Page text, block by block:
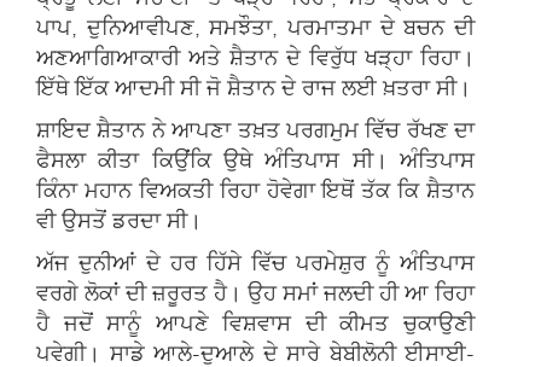
ਪਾਪ, ਦੁਨਿਆਵੀਪਣ, ਸਮਝੌਤਾ, ਪਰਮਾਤਮਾ ਦੇ ਬਚਨ ਦੀ
ਅਣਆਗਿਆਕਾਰੀ ਅਤੇ ਸ਼ੈਤਾਨ ਦੇ ਵਿਰੁੱਧ ਖੜ੍ਹਾ ਰਿਹਾ।
ਇੱਥੇ ਇੱਕ ਆਦਮੀ ਸੀ ਜੋ ਸ਼ੈਤਾਨ ਦੇ ਰਾਜ ਲਈ ਖ਼ਤਰਾ ਸੀ।
ਸ਼ਾਇਦ ਸ਼ੈਤਾਨ ਨੇ ਆਪਣਾ ਤਖ਼ਤ ਪਰਗਮੁਮ ਵਿੱਚ ਰੱਖਣ ਦਾ
ਫੈਸਲਾ ਕੀਤਾ ਕਿਉਂਕਿ ਉਥੇ ਅੰਤਿਪਾਸ ਸੀ। ਅੰਤਿਪਾਸ
ਕਿੰਨਾ ਮਹਾਨ ਵਿਅਕਤੀ ਰਿਹਾ ਹੋਵੇਗਾ ਇਥੋਂ ਤੱਕ ਕਿ ਸ਼ੈਤਾਨ
ਵੀ ਉਸਤੋਂ ਡਰਦਾ ਸੀ।
ਅੱਜ ਦੁਨੀਆਂ ਦੇ ਹਰ ਹਿੱਸੇ ਵਿੱਚ ਪਰਮੇਸ਼ੁਰ ਨੂੰ ਅੰਤਿਪਾਸ
ਵਰਗੇ ਲੋਕਾਂ ਦੀ ਜ਼ਰੂਰਤ ਹੈ। ਉਹ ਸਮਾਂ ਜਲਦੀ ਹੀ ਆ ਰਿਹਾ
ਹੈ ਜਦੋਂ ਸਾਨੂੰ ਆਪਣੇ ਵਿਸ਼ਵਾਸ ਦੀ ਕੀਮਤ ਚੁਕਾਉਣੀ
ਪਵੇਗੀ। ਸਾਡੇ ਆਲੇ-ਦੁਆਲੇ ਦੇ ਸਾਰੇ ਬੇਬੀਲੋਨੀ ਈਸਾਈ-